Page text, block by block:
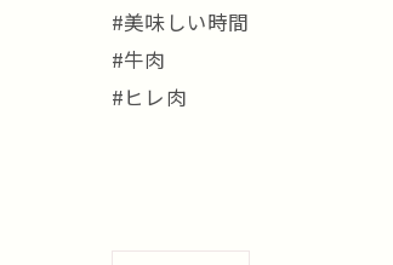
#美味しい時間
#牛肉
#ヒレ肉